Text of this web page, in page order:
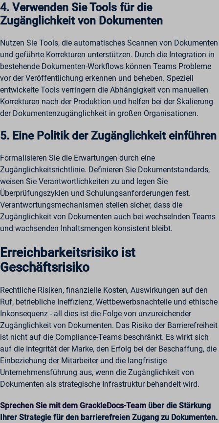
4. Verwenden Sie Tools für die
Zugänglichkeit von Dokumenten
Nutzen Sie Tools, die automatisches Scannen von Dokumenten
und geführte Korrekturen unterstützen. Durch die Integration in
bestehende Dokumenten-Workflows können Teams Probleme
vor der Veröffentlichung erkennen und beheben. Speziell
entwickelte Tools verringern die Abhängigkeit von manuellen
Korrekturen nach der Produktion und helfen bei der Skalierung
der Dokumentenzugänglichkeit in großen Organisationen.
5. Eine Politik der Zugänglichkeit einführen
Formalisieren Sie die Erwartungen durch eine
Zugänglichkeitsrichtlinie. Definieren Sie Dokumentstandards,
weisen Sie Verantwortlichkeiten zu und legen Sie
Überprüfungszyklen und Schulungsanforderungen fest.
Verantwortungsmechanismen stellen sicher, dass die
Zugänglichkeit von Dokumenten auch bei wechselnden Teams
und wachsenden Inhaltsmengen konsistent bleibt.
Erreichbarkeitsrisiko ist
Geschäftsrisiko
Rechtliche Risiken, finanzielle Kosten, Auswirkungen auf den
Ruf, betriebliche Ineffizienz, Wettbewerbsnachteile und ethische
Inkonsequenz - all dies ist die Folge von unzureichender
Zugänglichkeit von Dokumenten. Das Risiko der Barrierefreiheit
ist nicht auf die Compliance-Teams beschränkt. Es wirkt sich
auf die Integrität der Marke, den Erfolg bei der Beschaffung, die
Einbeziehung der Mitarbeiter und die langfristige
Unternehmensführung aus, wenn die Zugänglichkeit von
Dokumenten als strategische Infrastruktur behandelt wird.
Sprechen Sie mit dem GrackleDocs-Team über die Stärkung
Ihrer Strategie für den barrierefreien Zugang zu Dokumenten.